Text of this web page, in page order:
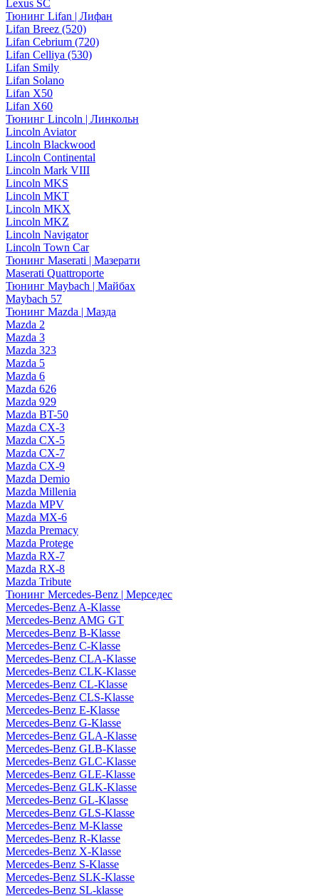
Lexus SC
Тюнинг Lifan | Лифан
Lifan Breez (520)
Lifan Cebrium (720)
Lifan Celliya (530)
Lifan Smily
Lifan Solano
Lifan X50
Lifan X60
Тюнинг Lincoln | Линкольн
Lincoln Aviator
Lincoln Blackwood
Lincoln Continental
Lincoln Mark VIII
Lincoln MKS
Lincoln MKT
Lincoln MKX
Lincoln MKZ
Lincoln Navigator
Lincoln Town Car
Тюнинг Maserati | Мазерати
Maserati Quattroporte
Тюнинг Maybach | Майбах
Maybach 57
Тюнинг Mazda | Мазда
Mazda 2
Mazda 3
Mazda 323
Mazda 5
Mazda 6
Mazda 626
Mazda 929
Mazda BT-50
Mazda CX-3
Mazda CX-5
Mazda CX-7
Mazda CX-9
Mazda Demio
Mazda Millenia
Mazda MPV
Mazda MX-6
Mazda Premacy
Mazda Protege
Mazda RX-7
Mazda RX-8
Mazda Tribute
Тюнинг Mercedes-Benz | Мерседес
Mercedes-Benz A-Klasse
Mercedes-Benz AMG GT
Mercedes-Benz B-Klasse
Mercedes-Benz C-Klasse
Mercedes-Benz CLA-Klasse
Mercedes-Benz CLK-Klasse
Mercedes-Benz CL-Klasse
Mercedes-Benz CLS-Klasse
Mercedes-Benz E-Klasse
Mercedes-Benz G-Klasse
Mercedes-Benz GLA-Klasse
Mercedes-Benz GLB-Klasse
Mercedes-Benz GLC-Klasse
Mercedes-Benz GLE-Klasse
Mercedes-Benz GLK-Klasse
Mercedes-Benz GL-Klasse
Mercedes-Benz GLS-Klasse
Mercedes-Benz M-Klasse
Mercedes-Benz R-Klasse
Mercedes-Benz X-Klasse
Mercedes-Benz S-Klasse
Mercedes-Benz SLK-Klasse
Mercedes-Benz SL-klasse